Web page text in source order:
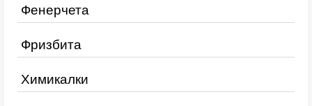
Фенерчета
Фризбита
Химикалки